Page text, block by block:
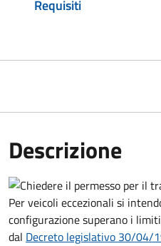
Requisiti
Descrizione
Per veicoli eccezionali si
configurazione superano i
dal Decreto legislativo 30/04/